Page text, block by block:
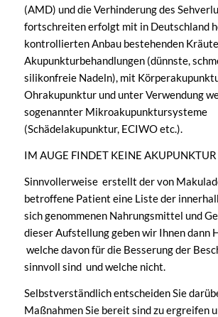
(AMD) und die Verhinderung des
fortschreiten erfolgt mit in Deutschland
kontrollierten Anbau bestehenden
Akupunkturbehandlungen (dünnste,
silikonfreie Nadeln), mit
Ohrakupunktur und unter Verwendung
sogenannter Mikroakupunktursysteme
(Schädelakupunktur, ECIWO etc.).
IM AUGE FINDET KEINE AKUPUNKTUR
Sinnvollerweise erstellt der von
betroffene Patient eine Liste der
sich genommenen Nahrungsmittel und
dieser Aufstellung geben wir Ihnen dann
welche davon für die Besserung der
sinnvoll sind und welche nicht.
Selbstverständlich entscheiden Sie
Maßnahmen Sie bereit sind zu ergreifen